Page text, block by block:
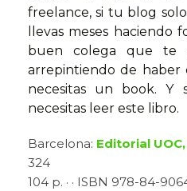
freelance, si tu blog
llevas meses haciendo
buen colega que te
arrepintiendo de haber
necesitas un book. Y
necesitas leer este libro.
Barcelona: Editorial UOC,
324
104 p. · · ISBN 978-84-